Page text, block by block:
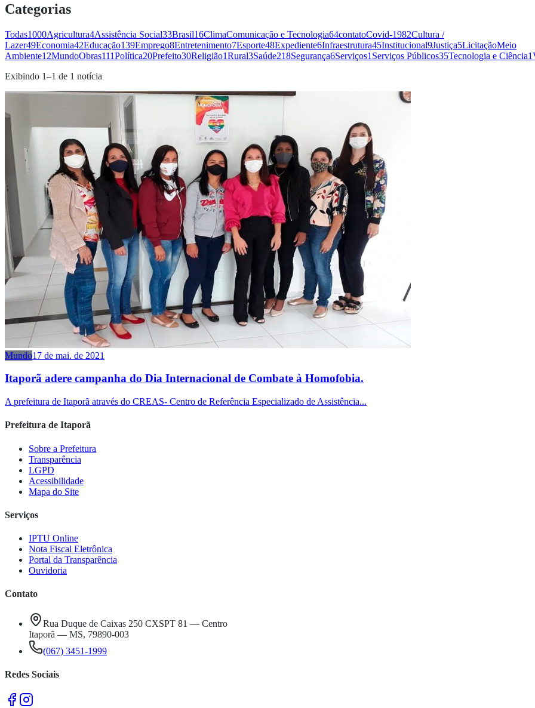
Categorias
Todas1000Agricultura4Assistência Social33Brasil16ClimaComunicação e Tecnologia64contatoCovid-1982Cultura /
Lazer49Economia42Educação139Emprego8Entretenimento7Esporte48Expediente6Infraestrutura45Institucional9Justiça5LicitaçãoMeio
Ambiente12MundoObras111Política20Prefeito30Religião1Rural3Saúde218Segurança6Serviços1 Serviços Públicos35Tecnologia e Ciência1
Exibindo 1–1 de 1 notícia
Mundo17 de mai. de 2021
Itaporã adere campanha do Dia Internacional de Combate à Homofobia.
A prefeitura de Itaporã através do CREAS- Centro de Referência Especializado de Assistência...
Prefeitura de Itaporã
Sobre a Prefeitura
Transparência
LGPD
Acessibilidade
Mapa do Site
Serviços
IPTU Online
Nota Fiscal Eletrônica
Portal da Transparência
Ouvidoria
Contato
Rua Duque de Caixas 250 CXSPT 81 — Centro
Itaporã — MS, 79890-003
(067) 3451-1999
Redes Sociais